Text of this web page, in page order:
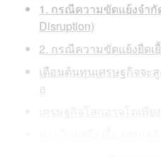
1. กรณีความขัดแย้งจำกั
Disruption)
2. กรณีความขัดแย้งยืดเ
เตือนต้นทุนเศรษฐกิจจะ
อ